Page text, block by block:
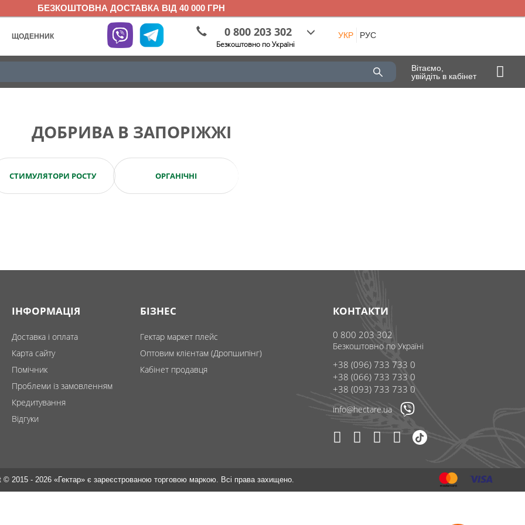
БЕЗКОШТОВНА ДОСТАВКА ВІД 40 000 ГРН
ЩОДЕННИК 0 800 203 302
Безкоштовно по Україні
УКР РУС
Вітаємо,
увійдіть в кабінет
ДОБРИВА В ЗАПОРІЖЖІ
СТИМУЛЯТОРИ РОСТУ ОРГАНІЧНІ
ІНФОРМАЦІЯ
Доставка і оплата
Карта сайту
Помічник
Проблеми із замовленням
Кредитування
Відгуки
БІЗНЕС
Гектар маркет плейс
Оптовим клієнтам (Дропшипінг)
Кабінет продавця
КОНТАКТИ
0 800 203 302
Безкоштовно по Україні
+38 (096) 733 733 0
+38 (066) 733 733 0
+38 (093) 733 733 0
info@hectare.ua
© 2015 - 2026 «Гектар» є зареєстрованою торговою маркою. Всі права захищено.